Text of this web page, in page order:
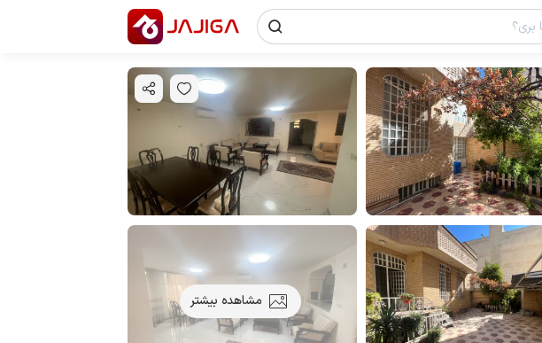
مشاهده بیشتر